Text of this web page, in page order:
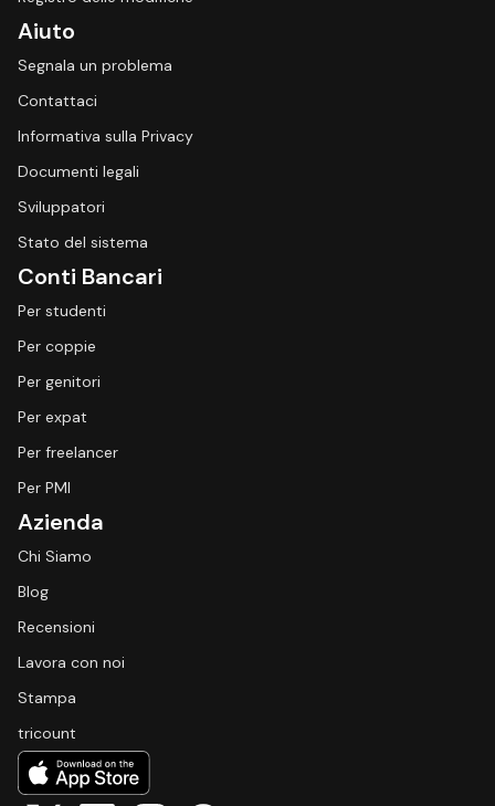
Aiuto
Segnala un problema
Contattaci
Informativa sulla Privacy
Documenti legali
Sviluppatori
Stato del sistema
Conti Bancari
Per studenti
Per coppie
Per genitori
Per expat
Per freelancer
Per PMI
Azienda
Chi Siamo
Blog
Recensioni
Lavora con noi
Stampa
tricount